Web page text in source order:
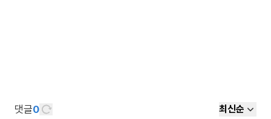
댓글0 최신순